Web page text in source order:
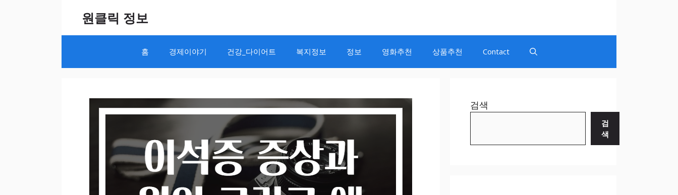
원클릭 정보
홈 경제이야기 건강_다이어트 복지정보 정보 영화추천 상품추천 Contact
검색
검
색